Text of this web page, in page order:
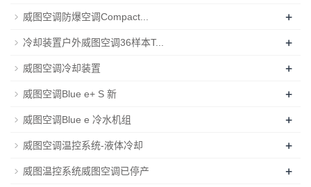
威图空调防爆空调Compact... +
冷却装置户外威图空调36样本T... +
威图空调冷却装置 +
威图空调Blue e+ S 新 +
威图空调Blue e 冷水机组 +
威图空调温控系统-液体冷却 +
威图温控系统威图空调已停产 +